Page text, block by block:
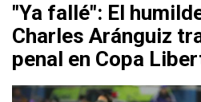
"Ya fallé": El
Charles Aránguiz
penal en Copa